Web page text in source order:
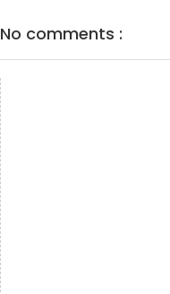
No comments :